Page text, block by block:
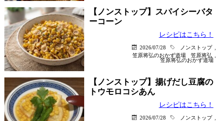
【ノンストップ】スパイシーバタ
ーコーン
レシピはこちら！
2026/07/28 ノンストップ
笠原将弘のおかず道場
笠原将弘
笠原将弘のおかず道場
【ノンストップ】揚げだし豆腐の
トウモロコシあん
レシピはこちら！
2026/07/28 ノンストップ